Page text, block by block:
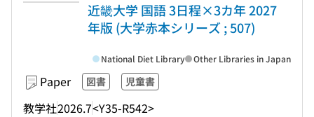
近畿大学 国語 3日程×3カ年 2027
年版 (大学赤本シリーズ ; 507)
Paper 図書 児童書
教学社2026.7<Y35-R542>
National Diet Library Other Libraries in Japan